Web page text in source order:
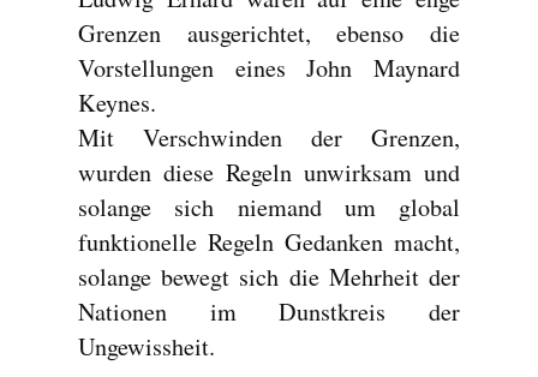
Grenzen ausgerichtet, ebenso die
Vorstellungen eines John Maynard
Keynes.
Mit Verschwinden der Grenzen,
wurden diese Regeln unwirksam und
solange sich niemand um global
funktionelle Regeln Gedanken macht,
solange bewegt sich die Mehrheit der
Nationen im Dunstkreis der
Ungewissheit.